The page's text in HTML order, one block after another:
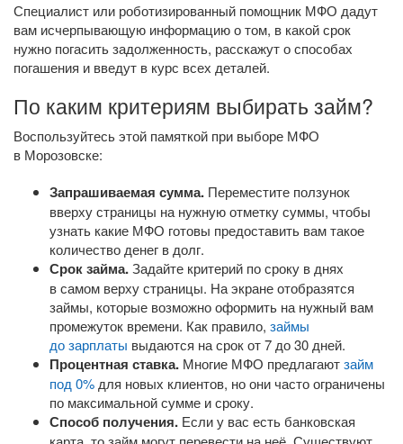
Специалист или роботизированный помощник МФО дадут
вам исчерпывающую информацию о том, в какой срок
нужно погасить задолженность, расскажут о способах
погашения и введут в курс всех деталей.
По каким критериям выбирать займ?
Воспользуйтесь этой памяткой при выборе МФО
в Морозовске:
Запрашиваемая сумма. Переместите ползунок
вверху страницы на нужную отметку суммы, чтобы
узнать какие МФО готовы предоставить вам такое
количество денег в долг.
Срок займа.Задайте критерий по сроку в днях
в самом верху страницы. На экране отобразятся
займы, которые возможно оформить на нужный вам
промежуток времени. Как правило, займы
до зарплаты выдаются на срок от 7 до 30 дней.
Процентная ставка. Многие МФО предлагаютзайм
под 0% для новых клиентов, но они часто ограничены
по максимальной сумме и сроку.
Способ получения. Если у вас есть банковская